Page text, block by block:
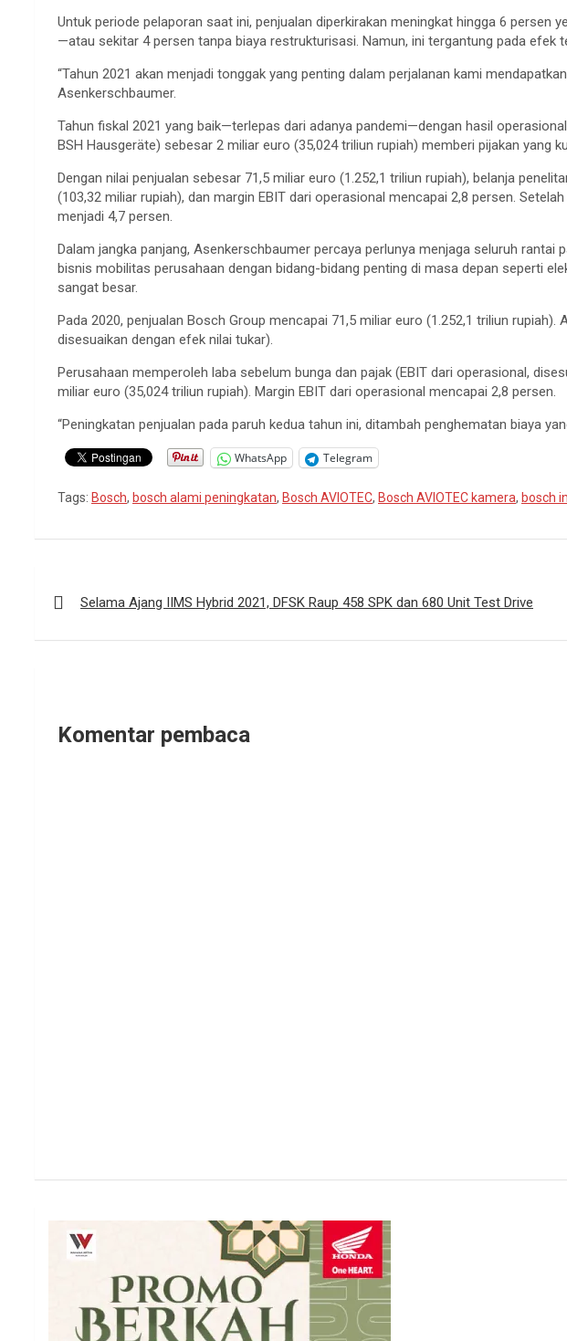
Untuk periode pelaporan saat ini, penjualan diperkirakan meningkat hingga 6
—atau sekitar 4 persen tanpa biaya restrukturisasi. Namun, ini tergantung pada efek
“Tahun 2021 akan menjadi tonggak yang penting dalam perjalanan kami
Asenkerschbaumer.
Tahun fiskal 2021 yang baik—terlepas dari adanya pandemi—dengan hasil
BSH Hausgeräte) sebesar 2 miliar euro (35,024 triliun rupiah) memberi pijakan yang
Dengan nilai penjualan sebesar 71,5 miliar euro (1.252,1 triliun rupiah), belanja
(103,32 miliar rupiah), dan margin EBIT dari operasional mencapai 2,8 persen.
menjadi 4,7 persen.
Dalam jangka panjang, Asenkerschbaumer percaya perlunya menjaga seluruh
bisnis mobilitas perusahaan dengan bidang-bidang penting di masa depan seperti
sangat besar.
Pada 2020, penjualan Bosch Group mencapai 71,5 miliar euro (1.252,1 triliun
disesuaikan dengan efek nilai tukar).
Perusahaan memperoleh laba sebelum bunga dan pajak (EBIT dari operasional,
miliar euro (35,024 triliun rupiah). Margin EBIT dari operasional mencapai 2,8 persen.
“Peningkatan penjualan pada paruh kedua tahun ini, ditambah penghematan biaya
WhatsApp Telegram
Tags: Bosch, bosch alami peningkatan, Bosch AVIOTEC, Bosch AVIOTEC kamera, bosch
pos
Selama Ajang IIMS Hybrid 2021, DFSK Raup 458 SPK dan 680 Unit Test Drive
Komentar pembaca